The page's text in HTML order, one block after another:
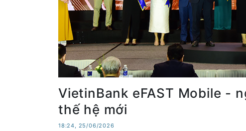
VietinBank eFAST Mobile -
thế hệ mới
18:24, 25/06/2026